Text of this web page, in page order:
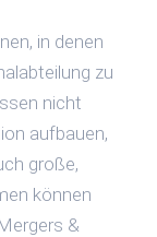
in denen
zu
nicht
aufbauen,
große,
können
&